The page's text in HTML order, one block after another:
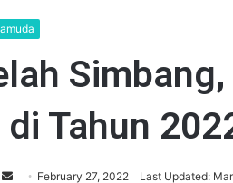
di Tahun
February 27, 2022 Last Updated: